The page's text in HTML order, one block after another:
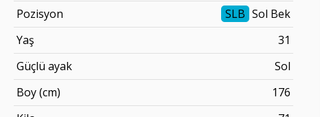
Pozisyon
SLB Sol Bek
Yaş
31
Güçlü ayak
Sol
Boy (cm)
176